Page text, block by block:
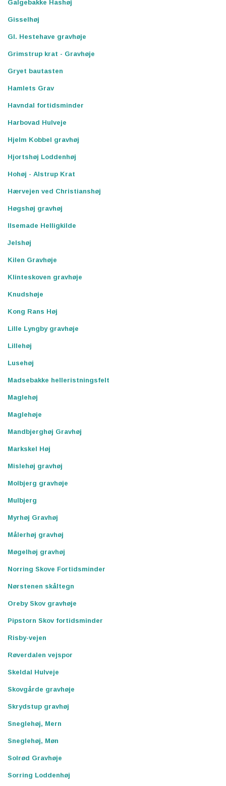
Galgebakke Hashøj
Gisselhøj
Gl. Hestehave gravhøje
Grimstrup krat - Gravhøje
Gryet bautasten
Hamlets Grav
Havndal fortidsminder
Harbovad Hulveje
Hjelm Kobbel gravhøj
Hjortshøj Loddenhøj
Hohøj - Alstrup Krat
Hærvejen ved Christianshøj
Høgshøj gravhøj
Ilsemade Helligkilde
Jelshøj
Kilen Gravhøje
Klinteskoven gravhøje
Knudshøje
Kong Rans Høj
Lille Lyngby gravhøje
Lillehøj
Lusehøj
Madsebakke helleristningsfelt
Maglehøj
Maglehøje
Mandbjerghøj Gravhøj
Markskel Høj
Mislehøj gravhøj
Molbjerg gravhøje
Mulbjerg
Myrhøj Gravhøj
Målerhøj gravhøj
Møgelhøj gravhøj
Norring Skove Fortidsminder
Nørstenen skåltegn
Oreby Skov gravhøje
Pipstorn Skov fortidsminder
Risby-vejen
Røverdalen vejspor
Skeldal Hulveje
Skovgårde gravhøje
Skrydstup gravhøj
Sneglehøj, Mern
Sneglehøj, Møn
Solrød Gravhøje
Sorring Loddenhøj